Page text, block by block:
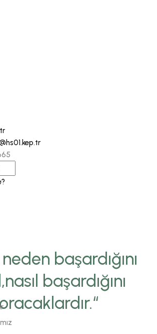
başardığını
başardığını